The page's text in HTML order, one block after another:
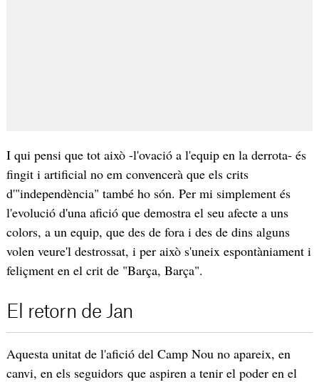
I qui pensi que tot això -l'ovació a l'equip en la derrota- és
fingit i artificial no em convencerà que els crits
d'"independència" també ho són. Per mi simplement és
l'evolució d'una afició que demostra el seu afecte a uns
colors, a un equip, que des de fora i des de dins alguns
volen veure'l destrossat, i per això s'uneix espontàniament i
feliçment en el crit de "Barça, Barça".
El retorn de Jan
Aquesta unitat de l'afició del Camp Nou no apareix, en
canvi, en els seguidors que aspiren a tenir el poder en el